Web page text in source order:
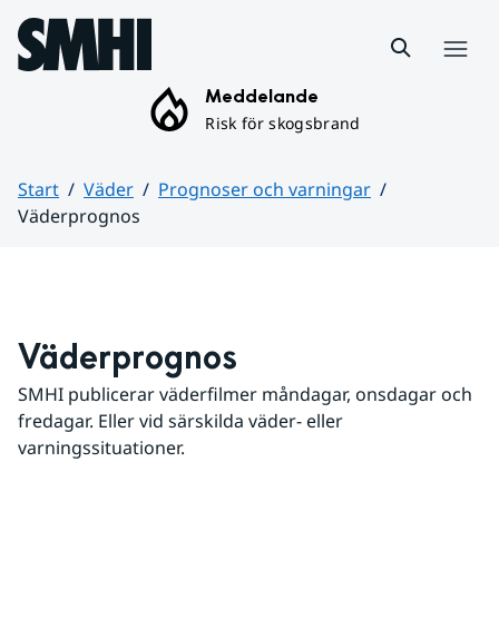
Hoppa till sidans innehåll
Meddelande
Risk för skogsbrand
Start Väder
Prognoser och varningar
Väderprognos
Väderprognos
SMHI publicerar väderfilmer måndagar, onsdagar och
fredagar. Eller vid särskilda väder- eller
varningssituationer.